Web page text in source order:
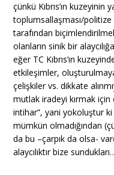
çünkü Kıbrıs’ın kuzeyinin
toplumsallaşması/
tarafından
olanların sinik bir
eğer TC Kıbrıs’ın
etkileşimler,
çelişkiler vs. dikkate
mutlak iradeyi kırmak
intihar”, yani yokoluştur
mümkün olmadığından
da bu –çarpık da olsa-
alaycılıktır bize